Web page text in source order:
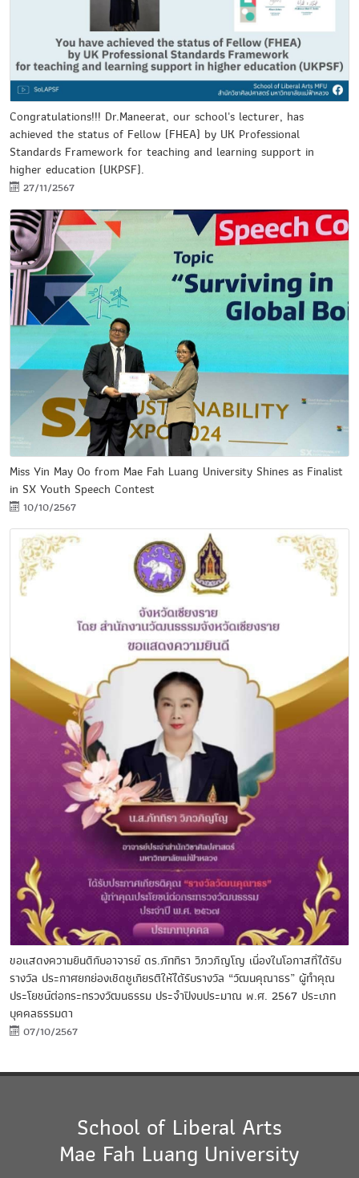
Congratulations!!! Dr.Maneerat, our school's lecturer, has
achieved the status of Fellow (FHEA) by UK Professional
Standards Framework for teaching and learning support in
higher education (UKPSF).
27/11/2567
Miss Yin May Oo from Mae Fah Luang University Shines as Finalist
in SX Youth Speech Contest
10/10/2567
ขอแสดงความยินดีกับอาจารย์ ดร.ภัททิรา วิภวภิญโญ เนื่องในโอกาสที่ได้รับ
รางวัล ประกาศยกย่องเชิดชูเกียรติให้ได้รับรางวัล “วัฒนคุณาธร” ผู้ทำคุณ
ประโยชน์ต่อกระทรวงวัฒนธรรม ประจำปีงบประมาณ พ.ศ. 2567 ประเภท
บุคคลธรรมดา
07/10/2567
School of Liberal Arts
Mae Fah Luang University